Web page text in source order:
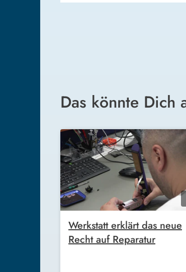
Das könnte Dich
Werkstatt erklärt das neue
Recht auf Reparatur